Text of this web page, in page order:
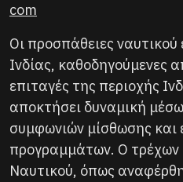
com
Οι προσπάθειες
Ινδίας, καθοδηγούμενες
επιταγές της περιοχής
αποκτήσει δυναμική
συμφωνιών μίσθωσης
προγραμμάτων. Ο τρέχων
Ναυτικού, όπως